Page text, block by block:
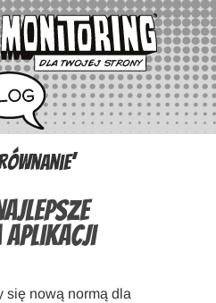
się nową normą dla